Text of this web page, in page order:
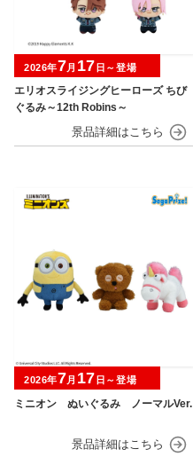
エリオスライジングヒーローズ ちび
ぐるみ～12th Robins～
2026年7月 17 日～登場
ミニオン ぬいぐるみ ノーマルVer.
2026年7月 17 日～登場